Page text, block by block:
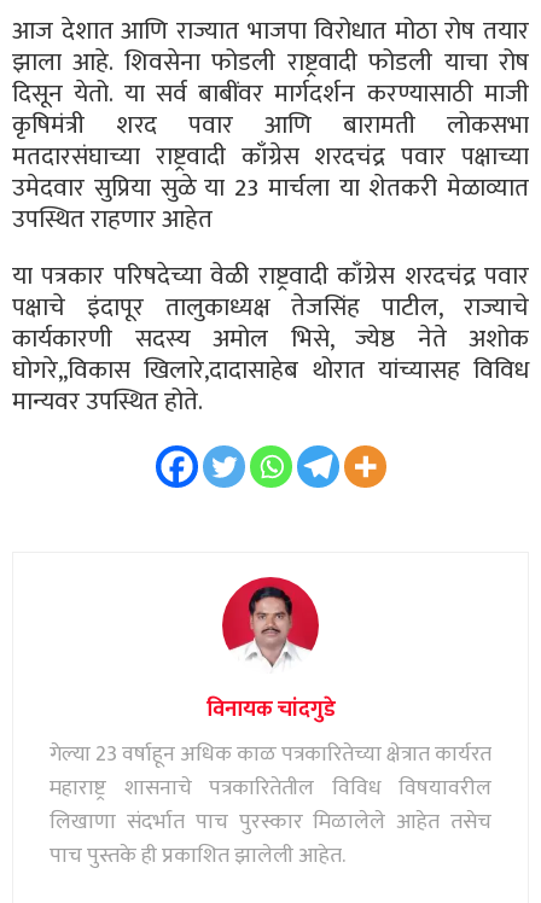
आज देशात आणि राज्यात भाजपा विरोधात मोठा रोष तयार
झाला आहे. शिवसेना फोडली राष्ट्रवादी फोडली याचा रोष
दिसून येतो. या सर्व बाबींवर मार्गदर्शन करण्यासाठी माजी
कृषिमंत्री शरद पवार आणि बारामती लोकसभा
मतदारसंघाच्या राष्ट्रवादी काँग्रेस शरदचंद्र पवार पक्षाच्या
उमेदवार सुप्रिया सुळे या 23 मार्चला या शेतकरी मेळाव्यात
उपस्थित राहणार आहेत
या पत्रकार परिषदेच्या वेळी राष्ट्रवादी काँग्रेस शरदचंद्र पवार
पक्षाचे इंदापूर तालुकाध्यक्ष तेजसिंह पाटील, राज्याचे
कार्यकारणी सदस्य अमोल भिसे, ज्येष्ठ नेते अशोक
घोगरे,,विकास खिलारे,दादासाहेब थोरात यांच्यासह विविध
मान्यवर उपस्थित होते.
विनायक चांदगुडे
गेल्या 23 वर्षाहून अधिक काळ पत्रकारितेच्या क्षेत्रात कार्यरत
महाराष्ट्र शासनाचे पत्रकारितेतील विविध विषयावरील
लिखाणा संदर्भात पाच पुरस्कार मिळालेले आहेत तसेच
पाच पुस्तके ही प्रकाशित झालेली आहेत.